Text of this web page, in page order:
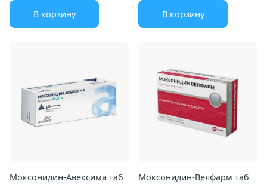
В корзину В корзину
Моксонидин-Авексима таб
Моксонидин-Велфарм таб